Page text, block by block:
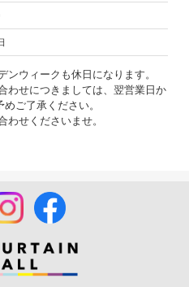
ウィークも休日になります。
わせにつきましては、翌営業日か
ご了承ください。
せくださいませ。